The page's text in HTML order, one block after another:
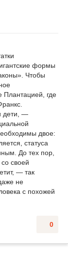
формы
Чтобы
Плантацией, где
дети, —
двое:
статуса
До тех пор,
своей
— так
не
с похожей
0